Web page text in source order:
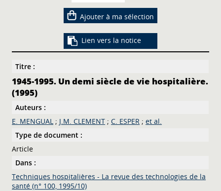
Ajouter à ma sélection
Lien vers la notice
Titre :
1945-1995. Un demi siècle de vie hospitalière.
(1995)
Auteurs :
E. MENGUAL ; J.M. CLEMENT ;C. ESPER ;et al.
Type de document :
Article
Dans :
Techniques hospitalières - La revue des technologies de la
santé (n° 100, 1995/10)